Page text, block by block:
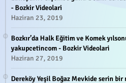
- Bozkir Videolari
Haziran 23, 2019
Bozkır’da Halk Eğitim ve Komek
yakupcetincom - Bozkir Videolari
Haziran 27, 2019
Dereköy Yeşil Boğaz Mevkide serin bir